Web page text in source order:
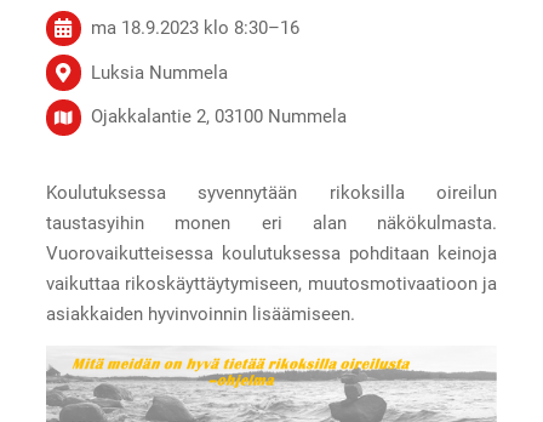
ma 18.9.2023 klo 8:30–16
Luksia Nummela
Ojakkalantie 2, 03100 Nummela
Koulutuksessa syvennytään rikoksilla oireilun
taustasyihin monen eri alan näkökulmasta.
Vuorovaikutteisessa koulutuksessa pohditaan keinoja
vaikuttaa rikoskäyttäytymiseen, muutosmotivaatioon ja
asiakkaiden hyvinvoinnin lisäämiseen.